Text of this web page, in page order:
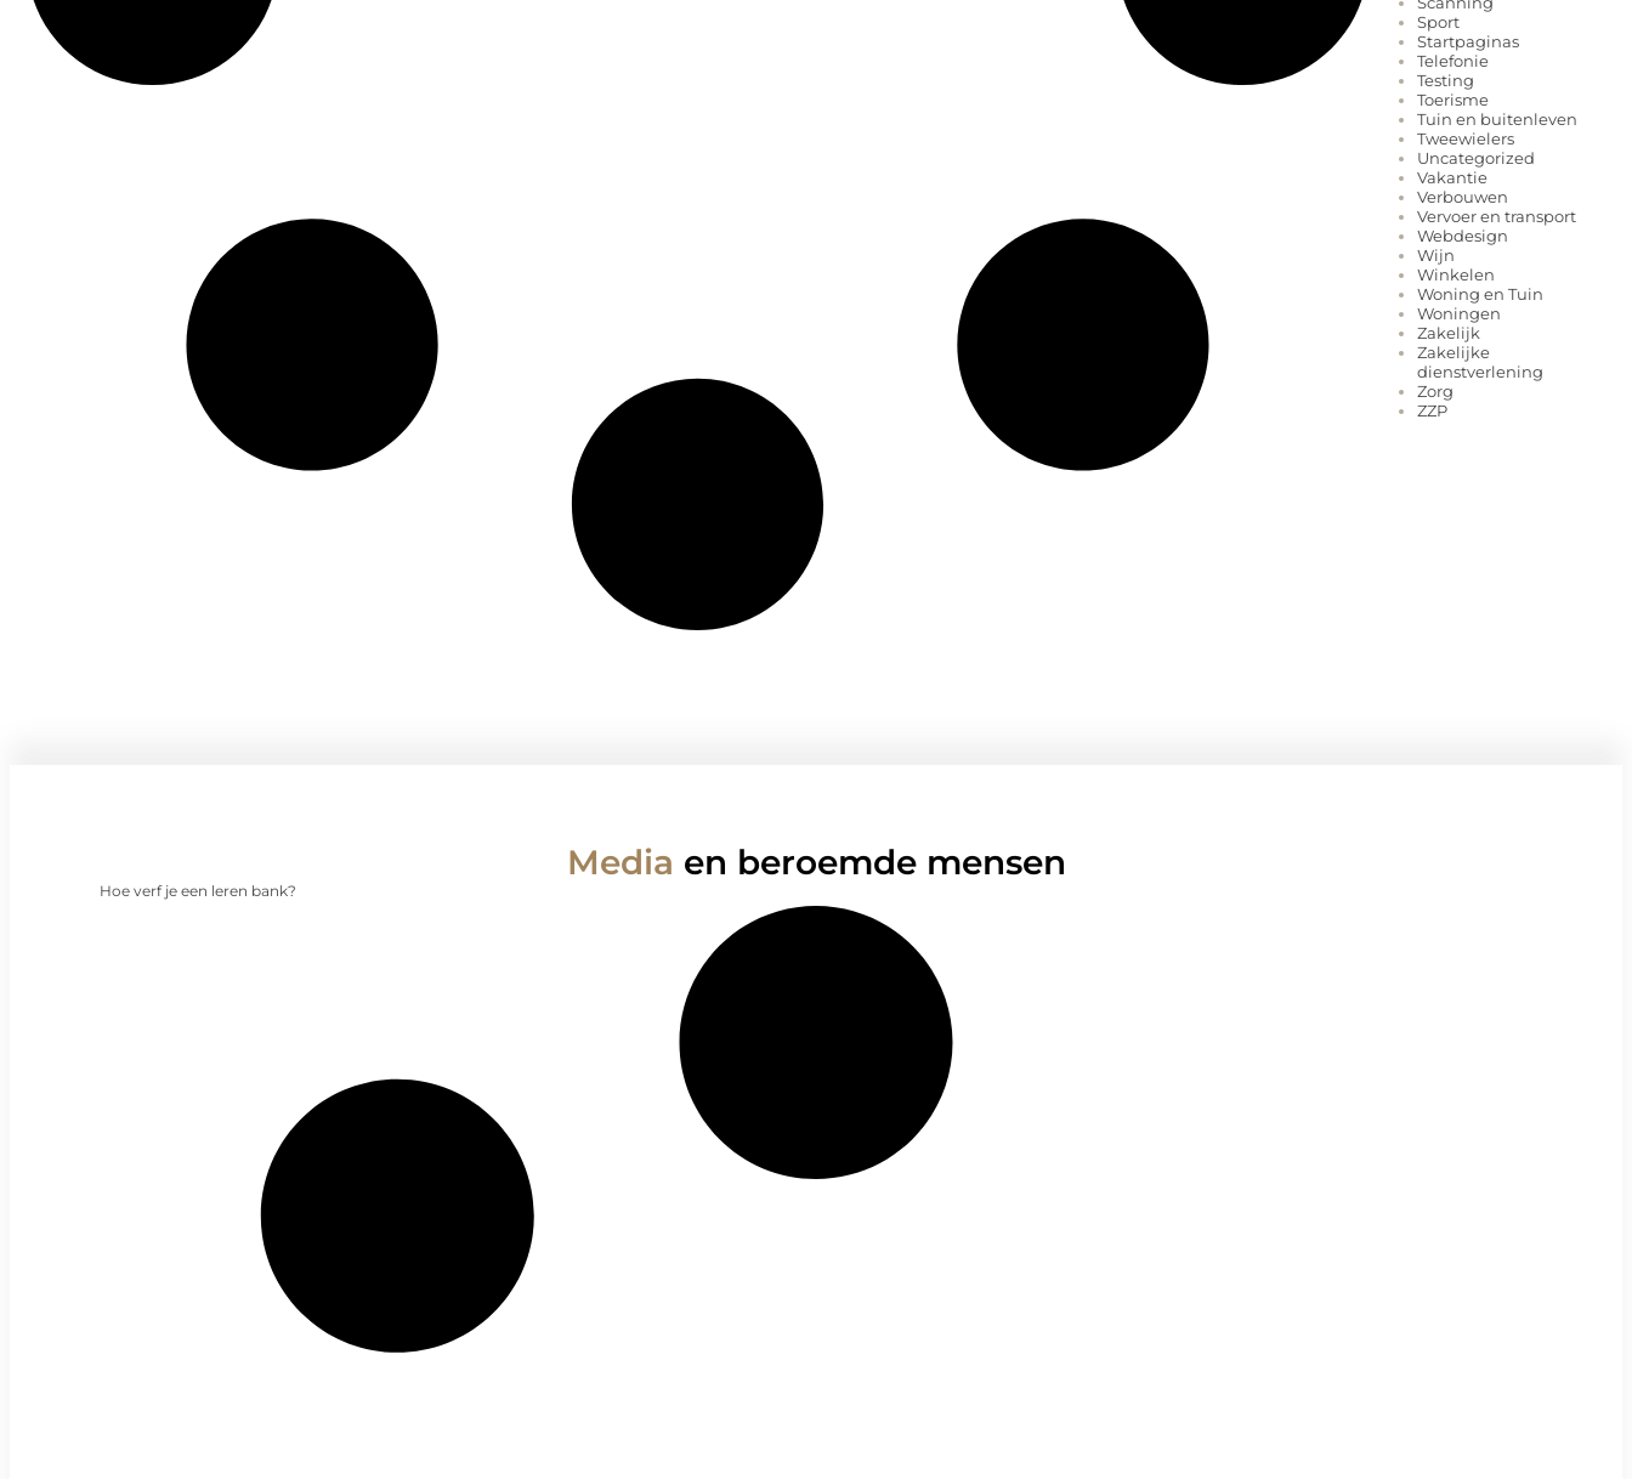
Sport
Startpaginas
Telefonie
Testing
Toerisme
Tuin en buitenleven
Tweewielers
Uncategorized
Vakantie
Verbouwen
Vervoer en transport
Webdesign
Wijn
Winkelen
Woning en Tuin
Woningen
Zakelijk
Zakelijke
dienstverlening
Zorg
ZZP
Media en beroemde mensen
Hoe verf je een leren bank?